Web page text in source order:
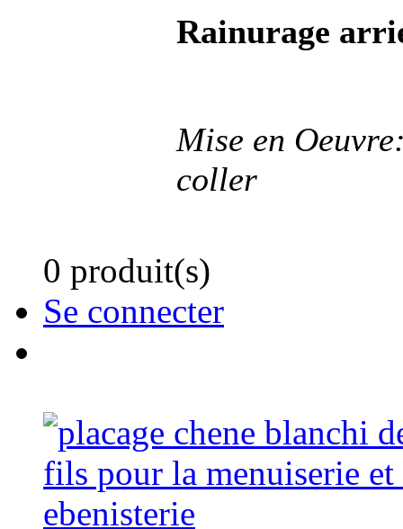
Rainurage
Mise en
coller
0 produit(s)
Se connecter